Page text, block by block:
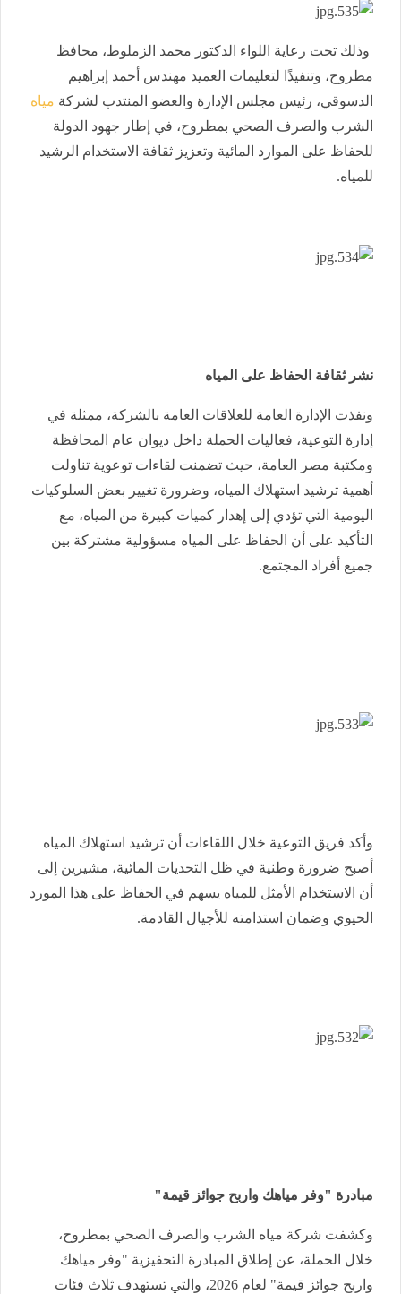
وذلك تحت رعاية اللواء الدكتور محمد الزملوط، محافظ
مطروح، وتنفيذًا لتعليمات العميد مهندس أحمد إبراهيم
الدسوقي، رئيس مجلس الإدارة والعضو المنتدب لشركة مياه
الشرب والصرف الصحي بمطروح، في إطار جهود الدولة
للحفاظ على الموارد المائية وتعزيز ثقافة الاستخدام الرشيد
للمياه.
نشر ثقافة الحفاظ على المياه
ونفذت الإدارة العامة للعلاقات العامة بالشركة، ممثلة في
إدارة التوعية، فعاليات الحملة داخل ديوان عام المحافظة
ومكتبة مصر العامة، حيث تضمنت لقاءات توعوية تناولت
أهمية ترشيد استهلاك المياه، وضرورة تغيير بعض السلوكيات
اليومية التي تؤدي إلى إهدار كميات كبيرة من المياه، مع
التأكيد على أن الحفاظ على المياه مسؤولية مشتركة بين
جميع أفراد المجتمع.
وأكد فريق التوعية خلال اللقاءات أن ترشيد استهلاك المياه
أصبح ضرورة وطنية في ظل التحديات المائية، مشيرين إلى
أن الاستخدام الأمثل للمياه يسهم في الحفاظ على هذا المورد
الحيوي وضمان استدامته للأجيال القادمة.
مبادرة "وفر مياهك واربح جوائز قيمة"
وكشفت شركة مياه الشرب والصرف الصحي بمطروح،
خلال الحملة، عن إطلاق المبادرة التحفيزية "وفر مياهك
واربح جوائز قيمة" لعام 2026، والتي تستهدف ثلاث فئات